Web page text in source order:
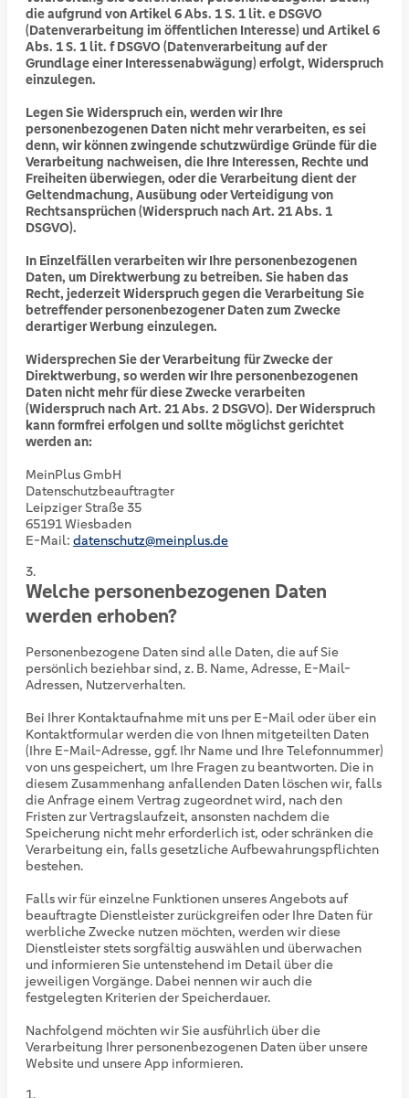
die aufgrund von Artikel 6 Abs. 1 S. 1 lit. e DSGVO
(Datenverarbeitung im öffentlichen Interesse) und Artikel 6
Abs. 1 S. 1 lit. f DSGVO (Datenverarbeitung auf der
Grundlage einer Interessenabwägung) erfolgt, Widerspruch
einzulegen.
Legen Sie Widerspruch ein, werden wir Ihre
personenbezogenen Daten nicht mehr verarbeiten, es sei
denn, wir können zwingende schutzwürdige Gründe für die
Verarbeitung nachweisen, die Ihre Interessen, Rechte und
Freiheiten überwiegen, oder die Verarbeitung dient der
Geltendmachung, Ausübung oder Verteidigung von
Rechtsansprüchen (Widerspruch nach Art. 21 Abs. 1
DSGVO).
In Einzelfällen verarbeiten wir Ihre personenbezogenen
Daten, um Direktwerbung zu betreiben. Sie haben das
Recht, jederzeit Widerspruch gegen die Verarbeitung Sie
betreffender personenbezogener Daten zum Zwecke
derartiger Werbung einzulegen.
Widersprechen Sie der Verarbeitung für Zwecke der
Direktwerbung, so werden wir Ihre personenbezogenen
Daten nicht mehr für diese Zwecke verarbeiten
(Widerspruch nach Art. 21 Abs. 2 DSGVO). Der Widerspruch
kann formfrei erfolgen und sollte möglichst gerichtet
werden an:
MeinPlus GmbH
Datenschutzbeauftragter
Leipziger Straße 35
65191 Wiesbaden
E-Mail: datenschutz@meinplus.de
Welche personenbezogenen Daten
werden erhoben?
Personenbezogene Daten sind alle Daten, die auf Sie
persönlich beziehbar sind, z. B. Name, Adresse, E-Mail-
Adressen, Nutzerverhalten.
Bei Ihrer Kontaktaufnahme mit uns per E-Mail oder über ein
Kontaktformular werden die von Ihnen mitgeteilten Daten
(Ihre E-Mail-Adresse, ggf. Ihr Name und Ihre Telefonnummer)
von uns gespeichert, um Ihre Fragen zu beantworten. Die in
diesem Zusammenhang anfallenden Daten löschen wir, falls
die Anfrage einem Vertrag zugeordnet wird, nach den
Fristen zur Vertragslaufzeit, ansonsten nachdem die
Speicherung nicht mehr erforderlich ist, oder schränken die
Verarbeitung ein, falls gesetzliche Aufbewahrungspflichten
bestehen.
Falls wir für einzelne Funktionen unseres Angebots auf
beauftragte Dienstleister zurückgreifen oder Ihre Daten für
werbliche Zwecke nutzen möchten, werden wir diese
Dienstleister stets sorgfältig auswählen und überwachen
und informieren Sie untenstehend im Detail über die
jeweiligen Vorgänge. Dabei nennen wir auch die
festgelegten Kriterien der Speicherdauer.
Nachfolgend möchten wir Sie ausführlich über die
Verarbeitung Ihrer personenbezogenen Daten über unsere
Website und unsere App informieren.